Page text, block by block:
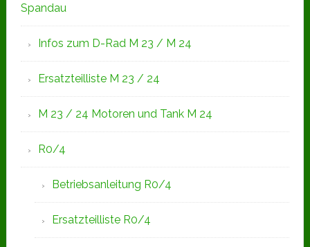
Spandau
Infos zum D-Rad M 23 / M 24
Ersatzteilliste M 23 / 24
M 23 / 24 Motoren und Tank M 24
R0/4
Betriebsanleitung R0/4
Ersatzteilliste R0/4